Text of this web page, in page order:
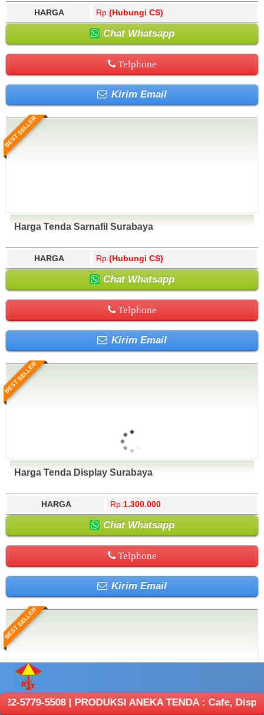
HARGA Rp. (Hubungi CS)
Chat Whatsapp
Telphone
Kirim Email
BEST SELLER
Harga Tenda Sarnafil Surabaya
HARGA Rp. (Hubungi CS)
Chat Whatsapp
Telphone
Kirim Email
BEST SELLER
Harga Tenda Display Surabaya
HARGA Rp. 1.300.000
Chat Whatsapp
Telphone
Kirim Email
BEST SELLER
| PRODUKSI ANEKA TENDA : Cafe, Display,